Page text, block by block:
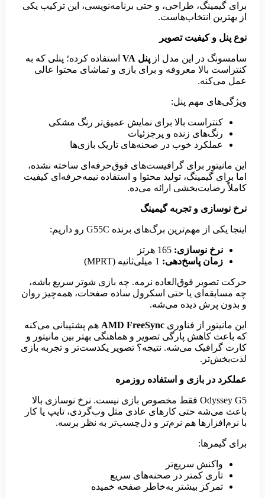
برای گیمینگ، طراحی، و حتی برنامه‌نویسی، این ترکیب یکی
از بهترین انتخاب‌هاست.
نوع پنل و کیفیت تصویر
سامسونگ در این مدل از پنل VA
استفاده کرده؛ پنلی که به
کنتراست بالا معروفه و برای بازی و تماشای محتوا عالی
عمل می‌کنه.
ویژگی‌های مهم پنل:
کنتراست بالا برای نمایش عمیق‌تر رنگ مشکی
رنگ‌های زنده و پرجزئیات
عملکرد خوب در صحنه‌های تاریک بازی‌ها
این مانیتور برای گرافیست‌های فوق‌حرفه‌ای ساخته نشده،
اما برای گیمینگ، تولید محتوا و استفاده نیمه‌حرفه‌ای کیفیت
کاملاً رضایت‌بخشی ارائه می‌ده.
نرخ نوسازی و تجربه گیمینگ
اینجا یکی از مهم‌ترین برگ‌های برنده G55C رو داریم:
نرخ نوسازی:
زمان پاسخ‌دهی:
حرکت تصویر فوق‌العاده نرمه. چه بازی شوتر سریع باشه،
چه مسابقه‌ای یا حتی اسکرول ساده صفحات، همه‌چیز روان
و بدون پرش دیده می‌شه.
این مانیتور از فناوری AMD FreeSync هم پشتیبانی می‌کنه
که باعث کاهش پارگی تصویر و هماهنگی بهتر بین مانیتور و
کارت گرافیک می‌شه. نتیجه؟ تصویر یکدست‌تر و تجربه بازی
لذت‌بخش‌تر.
عملکرد در بازی و استفاده روزمره
Odyssey G5 فقط مخصوص بازی نیست. نرخ نوسازی بالا
باعث می‌شه حتی کارهای عادی مثل وب‌گردی، تایپ یا کار
با نرم‌افزارها هم نرم‌تر و دل‌چسب‌تر به نظر برسه.
برای گیمرها:
واکنش سریع‌تر
تاری کمتر در صحنه‌های سریع
تمرکز بیشتر به‌خاطر صفحه خمیده